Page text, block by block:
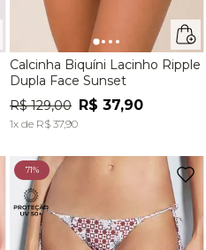
Calcinha Biquíni Lacinho Ripple
Dupla Face Sunset
R$ 129,00 R$ 37,90
1x de R$ 37,90
71%